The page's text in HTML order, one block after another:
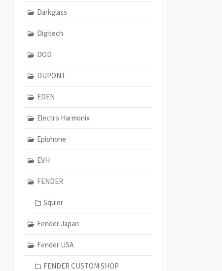
Darkglass
Digitech
DOD
DUPONT
EDEN
Electro Harmonix
Epiphone
EVH
FENDER
Squier
Fender Japan
Fender USA
FENDER CUSTOM SHOP